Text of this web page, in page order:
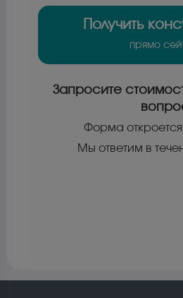
Получить
прямо
Запросите
Форма
Мы ответим в